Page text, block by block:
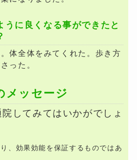
うに良くなる事ができたと
体全体をみてくれた。歩き方
った。
メッセージ
してみてはいかがでしょ
、効果効能を保証するものではあ